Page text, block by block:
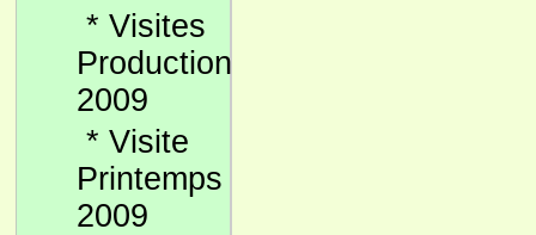
* Visites
Production
2009
* Visite
Printemps
2009